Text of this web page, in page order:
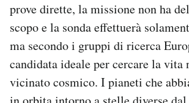
prove dirette, la missione non ha
scopo e la sonda effettuerà
ma secondo i gruppi di ricerca
candidata ideale per cercare la vita
vicinato cosmico. I pianeti che